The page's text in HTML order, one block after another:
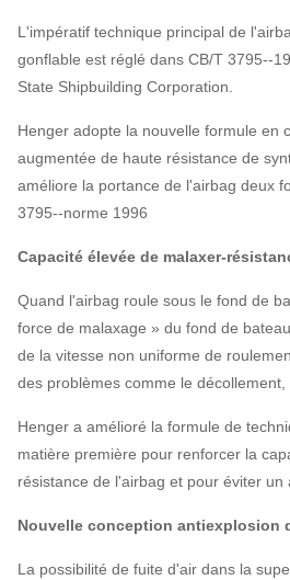
L'impératif technique principal de
gonflable est réglé dans CB/T 3795--
State Shipbuilding Corporation.
Henger adopte la nouvelle formule en
augmentée de haute résistance de
améliore la portance de l'airbag deux
3795--norme 1996
Capacité élevée de malaxer-
Quand l'airbag roule sous le fond de
force de malaxage » du fond de
de la vitesse non uniforme de
des problèmes comme le
Henger a amélioré la formule de
matière première pour renforcer la
résistance de l'airbag et pour éviter un
Nouvelle conception antiexplosion
La possibilité de fuite d'air dans la